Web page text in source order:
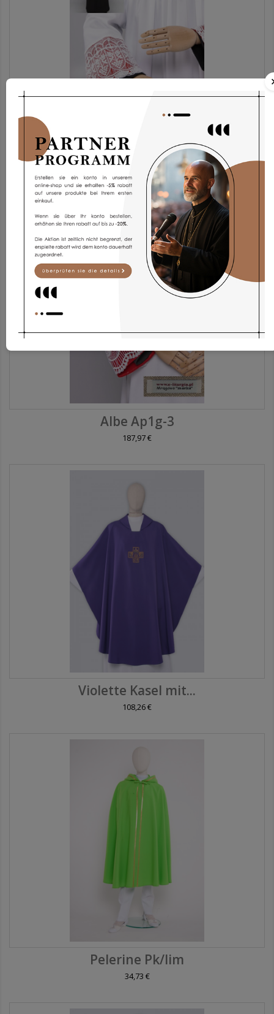
Chorrock Kp2g-3
173,93 €
Albe Ap1g-3
187,97 €
Violette Kasel mit...
108,26 €
Pelerine Pk/lim
34,73 €